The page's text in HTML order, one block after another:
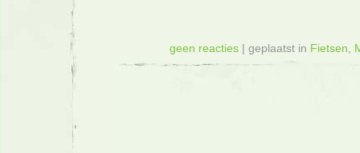
geen reacties| geplaatst in Fietsen